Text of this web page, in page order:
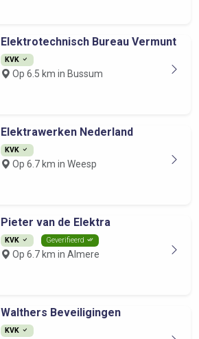
Elektrotechnisch Bureau Vermunt
KVK
Op 6.5 km in Bussum
Elektrawerken Nederland
KVK
Op 6.7 km in Weesp
Pieter van de Elektra
KVK Geverifieerd
Op 6.7 km in Almere
Walthers Beveiligingen
KVK